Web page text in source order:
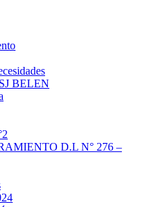
BELEN
D.L N° 276 –